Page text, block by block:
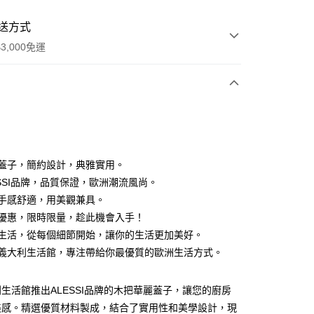
方式
免運
後付
需註冊會員、不需綁卡、不需儲值。
子，簡約設計，典雅實用。
品牌，品質保證，歐洲潮流風尚。
感舒適，用美觀兼具。
惠，限時限量，趁此機會入手！
活，從每個細節開始，讓你的生活更加美好。
大利生活館，專注帶給你最優質的歐洲生活方式。
活館推出ALESSI品牌的木把華麗蓋子，讓您的廚房
。精選優質材料製成，結合了實用性和美學設計，現